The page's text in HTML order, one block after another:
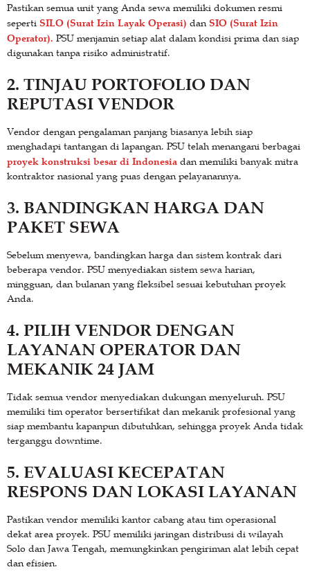
Pastikan semua unit yang Anda sewa memiliki dokumen resmi
seperti SILO (Surat Izin Layak Operasi) danSIO (Surat Izin
Operator). PSU menjamin setiap alat dalam kondisi prima dan siap
digunakan tanpa risiko administratif.
2. TINJAU PORTOFOLIO DAN
REPUTASI VENDOR
Vendor dengan pengalaman panjang biasanya lebih siap
menghadapi tantangan di lapangan. PSU telah menangani berbagai
proyek konstruksi besar di Indonesia dan memiliki banyak mitra
kontraktor nasional yang puas dengan pelayanannya.
3. BANDINGKAN HARGA DAN
PAKET SEWA
Sebelum menyewa, bandingkan harga dan sistem kontrak dari
beberapa vendor. PSU menyediakan sistem sewa harian,
mingguan, dan bulanan yang fleksibel sesuai kebutuhan proyek
Anda.
4. PILIH VENDOR DENGAN
LAYANAN OPERATOR DAN
MEKANIK 24 JAM
Tidak semua vendor menyediakan dukungan menyeluruh. PSU
memiliki tim operator bersertifikat dan mekanik profesional yang
siap membantu kapanpun dibutuhkan, sehingga proyek Anda tidak
terganggu downtime.
5. EVALUASI KECEPATAN
RESPONS DAN LOKASI LAYANAN
Pastikan vendor memiliki kantor cabang atau tim operasional
dekat area proyek. PSU memiliki jaringan distribusi di wilayah
Solo dan Jawa Tengah, memungkinkan pengiriman alat lebih cepat
dan efisien.